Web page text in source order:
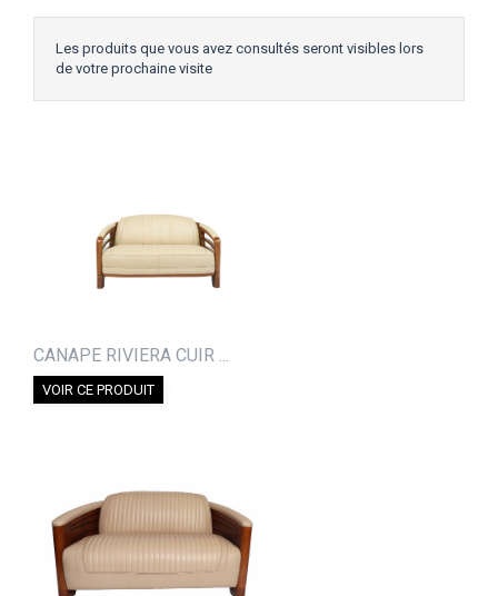
Les produits que vous avez consultés seront visibles lors
de votre prochaine visite
CANAPE RIVIERA CUIR ...
VOIR CE PRODUIT